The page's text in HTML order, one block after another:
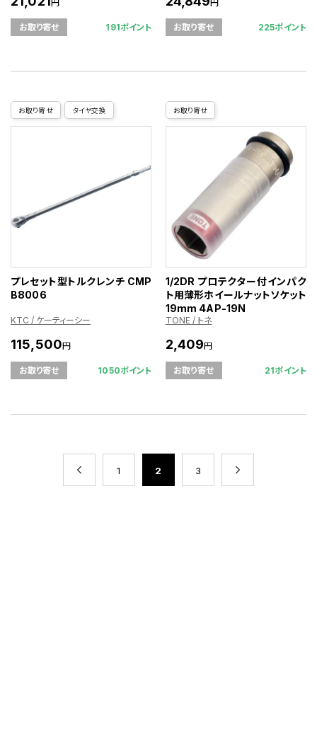
円
お取り寄せ 191ポイント
円
お取り寄せ 225ポイント
お取り寄せ タイヤ交換
プレセット型トルクレンチ CMP
B8006
KTC / ケーティーシー
115,500円
お取り寄せ 1050ポイント
お取り寄せ
1/2DR プロテクター付インパク
ト用薄形ホイールナットソケット
19mm 4AP-19N
TONE / トネ
2,409円
お取り寄せ 21ポイント
1 2 3